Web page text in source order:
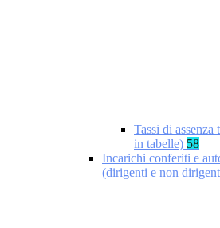
Tassi di
in tabelle) 58
Incarichi conferiti e
(dirigenti e non